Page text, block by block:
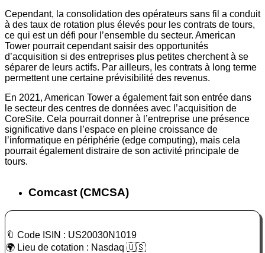
Cependant, la consolidation des opérateurs sans fil a conduit
à des taux de rotation plus élevés pour les contrats de tours,
ce qui est un défi pour l’ensemble du secteur. American
Tower pourrait cependant saisir des opportunités
d’acquisition si des entreprises plus petites cherchent à se
séparer de leurs actifs. Par ailleurs, les contrats à long terme
permettent une certaine prévisibilité des revenus.
En 2021, American Tower a également fait son entrée dans
le secteur des centres de données avec l’acquisition de
CoreSite. Cela pourrait donner à l’entreprise une présence
significative dans l’espace en pleine croissance de
l’informatique en périphérie (edge computing), mais cela
pourrait également distraire de son activité principale de
tours.
Comcast (CMCSA)
🔖 Code ISIN : US20030N1019
🌍 Lieu de cotation : Nasdaq 🇺🇸